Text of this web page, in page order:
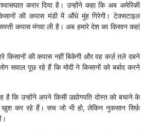
करार दिया है। उन्होंने कहा कि अब अमेरिकी
की कपास मंडी में औंधे मुंह गिरेगी। टेक्सटाइल
कपास मंगवा ली है। अब हमारे देश का किसान कहां
किसानों की कपास नहीं बिकेगी और वह कर्ज़ तले दबने
सवाल पूछ रहे हैं कि मोदी ने किसानों को बर्बाद करने
कि उन्होंने अपने किसी उद्योगपति दोस्त को बचाने के
खुश कर रहे हैं। सच जो भी हो, लेकिन नुकसान सिर्फ़